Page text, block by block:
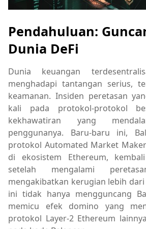
Pendahuluan:
Dunia DeFi
Dunia keuangan
menghadapi tantangan serius,
keamanan. Insiden peretasan
kali pada protokol-protokol
kekhawatiran yang
penggunanya. Baru-baru ini,
protokol Automated Market
di ekosistem Ethereum,
setelah mengalami
mengakibatkan kerugian lebih dari
ini tidak hanya mengguncang
memicu efek domino yang
protokol Layer-2 Ethereum